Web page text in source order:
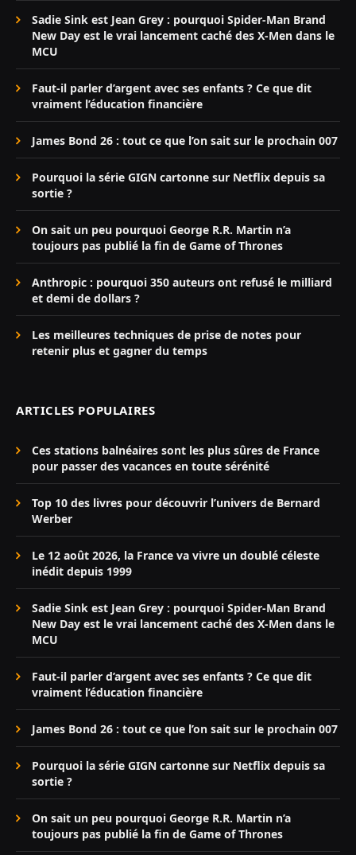
Sadie Sink est Jean Grey : pourquoi Spider-Man Brand
New Day est le vrai lancement caché des X-Men dans le
MCU
Faut-il parler d’argent avec ses enfants ? Ce que dit
vraiment l’éducation financière
James Bond 26 : tout ce que l’on sait sur le prochain 007
Pourquoi la série GIGN cartonne sur Netflix depuis sa
sortie ?
On sait un peu pourquoi George R.R. Martin n’a
toujours pas publié la fin de Game of Thrones
Anthropic : pourquoi 350 auteurs ont refusé le milliard
et demi de dollars ?
Les meilleures techniques de prise de notes pour
retenir plus et gagner du temps
ARTICLES POPULAIRES
Ces stations balnéaires sont les plus sûres de France
pour passer des vacances en toute sérénité
Top 10 des livres pour découvrir l’univers de Bernard
Werber
Le 12 août 2026, la France va vivre un doublé céleste
inédit depuis 1999
Sadie Sink est Jean Grey : pourquoi Spider-Man Brand
New Day est le vrai lancement caché des X-Men dans le
MCU
Faut-il parler d’argent avec ses enfants ? Ce que dit
vraiment l’éducation financière
James Bond 26 : tout ce que l’on sait sur le prochain 007
Pourquoi la série GIGN cartonne sur Netflix depuis sa
sortie ?
On sait un peu pourquoi George R.R. Martin n’a
toujours pas publié la fin de Game of Thrones